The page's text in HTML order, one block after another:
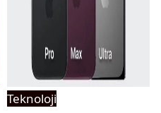
Teknoloji